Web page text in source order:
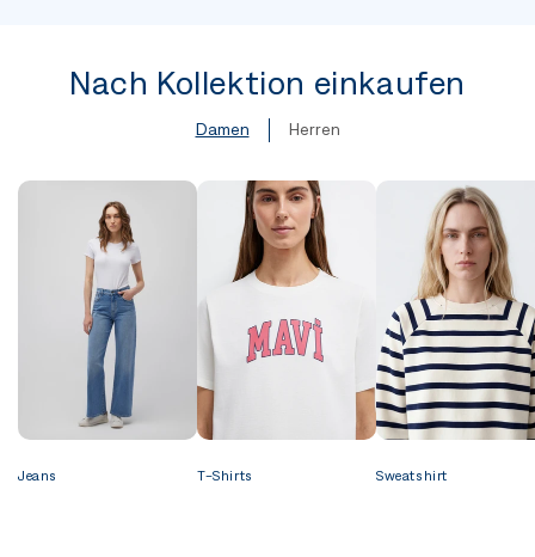
Nach Kollektion einkaufen
Damen Herren
Jeans T-Shirts Sweatshirt